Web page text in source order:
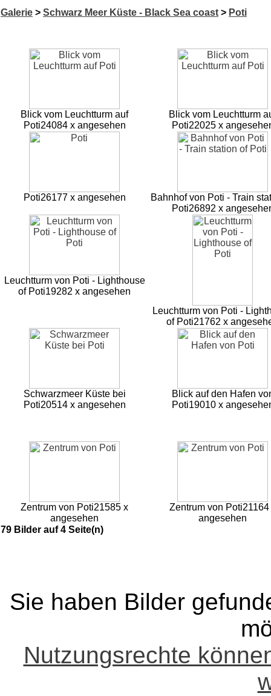
Galerie > Schwarz Meer Küste - Black Sea coast > Poti
Blick vom Leuchtturm auf
Poti24084 x angesehen
Blick vom Leuchtturm
Poti22025 x
Poti26177 x angesehen
Bahnhof von Poti - Train
Poti26892 x
Leuchtturm von Poti - Lighthouse
of Poti19282 x angesehen
Leuchtturm von Poti -
of Poti21762 x
Schwarzmeer Küste bei
Poti20514 x angesehen
Blick auf den Hafen
Poti19010 x
Zentrum von Poti21585 x
angesehen
Zentrum von Poti21164
angesehen
79 Bilder auf 4 Seite(n)
Sie haben Bilder
Nutzungsrechte